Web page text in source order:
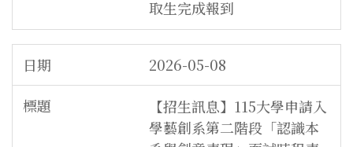
取生完成報到
2026-05-08
【招生訊息】115大學申請入
學藝創系第二階段「認識本